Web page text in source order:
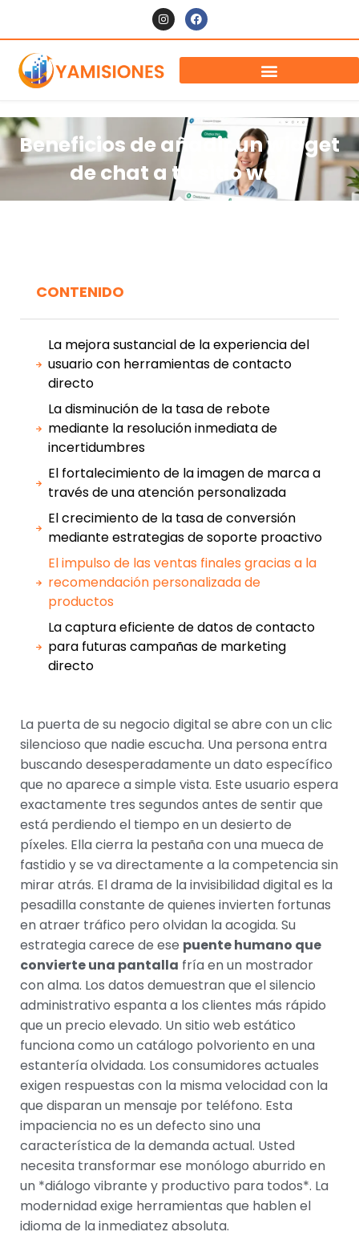
Beneficios de añadir un widget
de chat a tu sitio web
CONTENIDO
La mejora sustancial de la experiencia del
usuario con herramientas de contacto
directo
La disminución de la tasa de rebote
mediante la resolución inmediata de
incertidumbres
El fortalecimiento de la imagen de marca a
través de una atención personalizada
El crecimiento de la tasa de conversión
mediante estrategias de soporte proactivo
El impulso de las ventas finales gracias a la
recomendación personalizada de
productos
La captura eficiente de datos de contacto
para futuras campañas de marketing
directo
La puerta de su negocio digital se abre con un clic
silencioso que nadie escucha. Una persona entra
buscando desesperadamente un dato específico
que no aparece a simple vista. Este usuario espera
exactamente tres segundos antes de sentir que
está perdiendo el tiempo en un desierto de
píxeles. Ella cierra la pestaña con una mueca de
fastidio y se va directamente a la competencia sin
mirar atrás. El drama de la invisibilidad digital es la
pesadilla constante de quienes invierten fortunas
en atraer tráfico pero olvidan la acogida. Su
estrategia carece de ese puente humano que
convierte una pantalla fría en un mostrador
con alma. Los datos demuestran que el silencio
administrativo espanta a los clientes más rápido
que un precio elevado. Un sitio web estático
funciona como un catálogo polvoriento en una
estantería olvidada. Los consumidores actuales
exigen respuestas con la misma velocidad con la
que disparan un mensaje por teléfono. Esta
impaciencia no es un defecto sino una
característica de la demanda actual. Usted
necesita transformar ese monólogo aburrido en
un *diálogo vibrante y productivo para todos*. La
modernidad exige herramientas que hablen el
idioma de la inmediatez absoluta.